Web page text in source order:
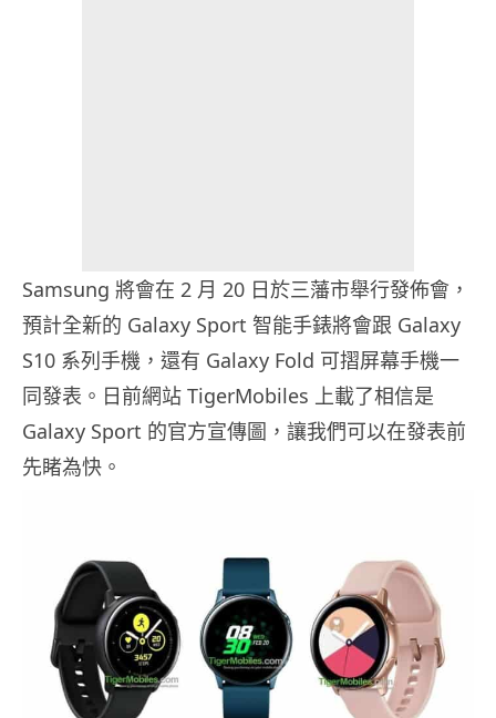
Samsung 將會在 2 月 20 日於三藩市舉行發佈會，
預計全新的 Galaxy Sport 智能手錶將會跟 Galaxy
S10 系列手機，還有 Galaxy Fold 可摺屏幕手機一
同發表。日前網站 TigerMobiles 上載了相信是
Galaxy Sport 的官方宣傳圖，讓我們可以在發表前
先睹為快。